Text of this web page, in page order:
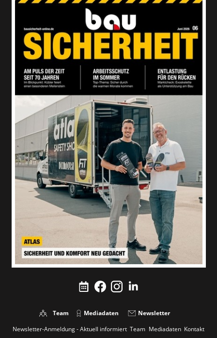
Team Mediadaten
Newsletter
Newsletter-Anmeldung - Aktuell informiert Team Mediadaten Kontakt